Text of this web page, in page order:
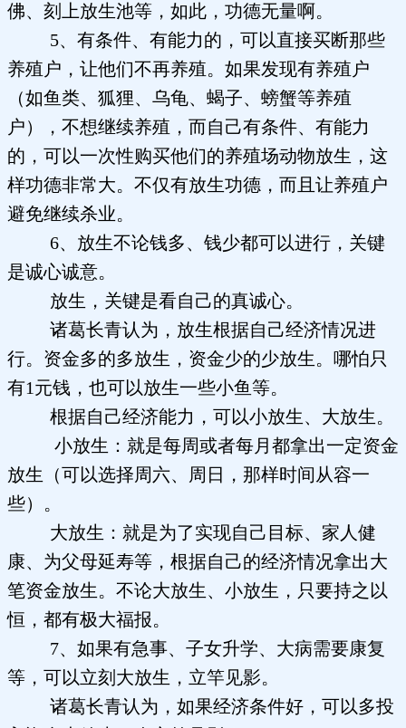
佛、刻上放生池等，如此，功德无量啊。
5、有条件、有能力的，可以直接买断那些
养殖户，让他们不再养殖。如果发现有养殖户
（如鱼类、狐狸、乌龟、蝎子、螃蟹等养殖
户），不想继续养殖，而自己有条件、有能力
的，可以一次性购买他们的养殖场动物放生，这
样功德非常大。不仅有放生功德，而且让养殖户
避免继续杀业。
6、放生不论钱多、钱少都可以进行，关键
是诚心诚意。
放生，关键是看自己的真诚心。
诸葛长青认为，放生根据自己经济情况进
行。资金多的多放生，资金少的少放生。哪怕只
有1元钱，也可以放生一些小鱼等。
根据自己经济能力，可以小放生、大放生。
小放生：就是每周或者每月都拿出一定资金
放生（可以选择周六、周日，那样时间从容一
些）。
大放生：就是为了实现自己目标、家人健
康、为父母延寿等，根据自己的经济情况拿出大
笔资金放生。不论大放生、小放生，只要持之以
恒，都有极大福报。
7、如果有急事、子女升学、大病需要康复
等，可以立刻大放生，立竿见影。
诸葛长青认为，如果经济条件好，可以多投